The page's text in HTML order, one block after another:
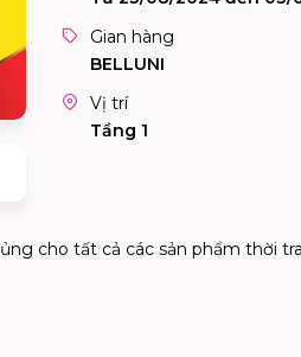
Gian hàng
BELLUNI
Vị trí
Tầng 1
ủng cho tất cả các sản phẩm thời